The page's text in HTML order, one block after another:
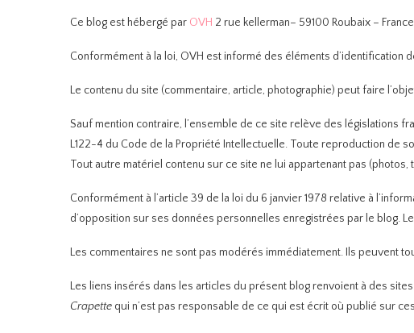
Ce blog est hébergé par OVH 2 rue kellerman– 59100 Roubaix – France
Conformément à la loi, OVH est informé des éléments d’identification
Le contenu du site (commentaire, article, photographie) peut faire
Sauf mention contraire, l’ensemble de ce site relève des législations
L122-4 du Code de la Propriété Intellectuelle. Toute reproduction de
Tout autre matériel contenu sur ce site ne lui appartenant pas
Conformément à l’article 39 de la loi du 6 janvier 1978 relative à
d’opposition sur ses données personnelles enregistrées par le blog.
Les commentaires ne sont pas modérés immédiatement. Ils peuvent
Les liens insérés dans les articles du présent blog renvoient à des
Crapette qui n’est pas responsable de ce qui est écrit où publié sur